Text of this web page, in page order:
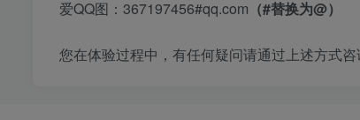
爱QQ图：367197456#qq.com （#替换为@）
您在体验过程中，有任何疑问请通过上述方式咨